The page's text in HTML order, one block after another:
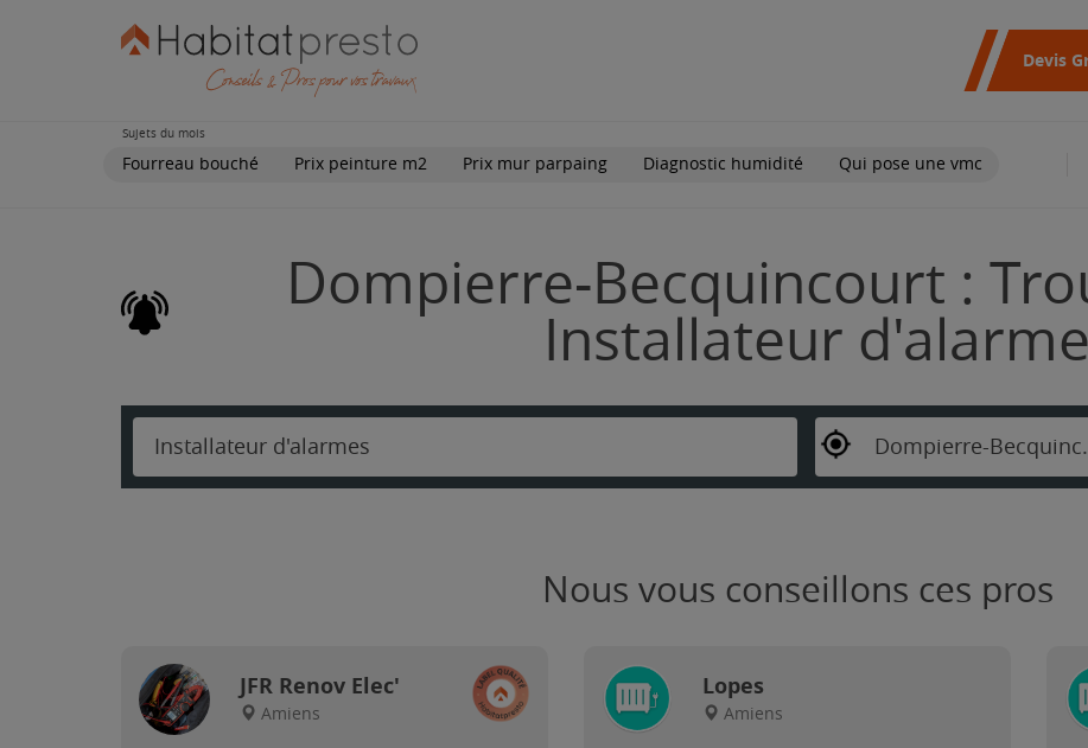
Devis
Sujets du mois
Fourreau bouché Prix peinture m2 Prix mur parpaing Diagnostic humidité Qui pose une vmc
Dompierre-Becquincourt :
Installateur
Installateur d'alarmes
Nous vous conseillons ces pros
JFR Renov Elec'
Amiens
Lopes
Amiens